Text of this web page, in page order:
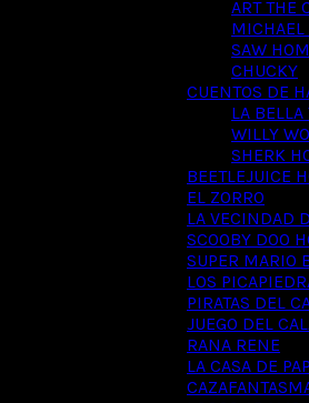
ART THE
MICHAEL
SAW
CHUCKY
CUENTOS DE
LA
WILLY
SHERK
BEETLEJUICE
EL ZORRO
LA VECINDAD
SCOOBY DOO
SUPER MARIO
LOS
PIRATAS DEL
JUEGO DEL
RANA RENE
LA CASA DE